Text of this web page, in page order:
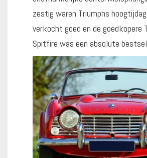
zestig waren Triumphs
verkocht goed en de goedkopere
Spitfire was een absolute